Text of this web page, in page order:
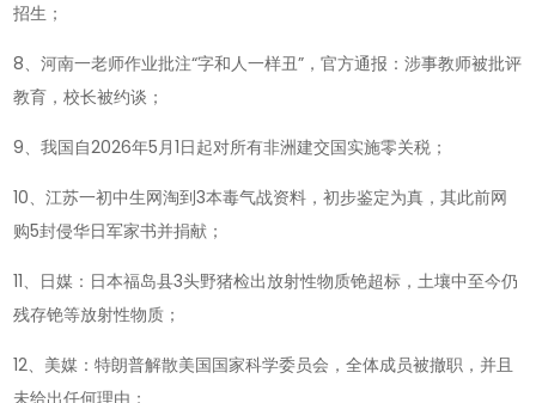
招生；
8、河南一老师作业批注“字和人一样丑”，官方通报：涉事教师被批评
教育，校长被约谈；
9、我国自2026年5月1日起对所有非洲建交国实施零关税；
10、江苏一初中生网淘到3本毒气战资料，初步鉴定为真，其此前网
购5封侵华日军家书并捐献；
11、日媒：日本福岛县3头野猪检出放射性物质铯超标，土壤中至今仍
残存铯等放射性物质；
12、美媒：特朗普解散美国国家科学委员会，全体成员被撤职，并且